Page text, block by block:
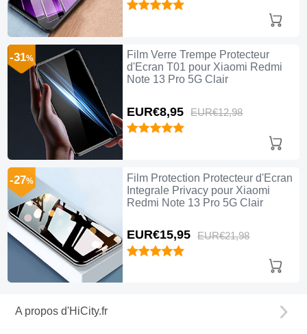
Film Verre Trempe Protecteur
d'Ecran T01 pour Xiaomi Redmi
Note 13 Pro 5G Clair
EUR€8,95 EUR€12,98
-31%
Film Protection Protecteur d'Ecran
Integrale Privacy pour Xiaomi
Redmi Note 13 Pro 5G Clair
EUR€15,95 EUR€21,98
-27%
A propos d'HiCity.fr